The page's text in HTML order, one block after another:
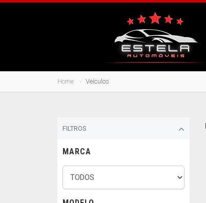
Home Veículos
FILTROS
MARCA